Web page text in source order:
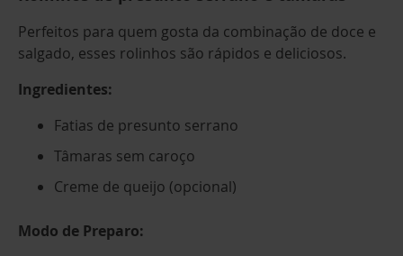
Perfeitos para quem gosta da combinação de doce e
salgado, esses rolinhos são rápidos e deliciosos.
Ingredientes:
Fatias de presunto serrano
Tâmaras sem caroço
Creme de queijo (opcional)
Modo de Preparo: